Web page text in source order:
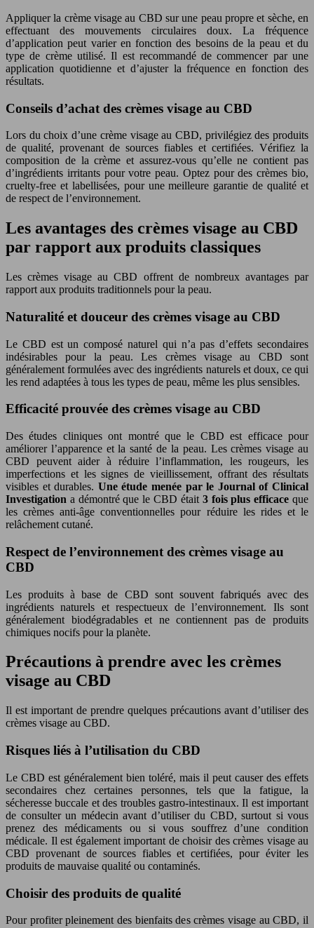
Appliquer la crème visage au CBD sur une peau propre et sèche, en
effectuant des mouvements circulaires doux. La fréquence
d’application peut varier en fonction des besoins de la peau et du
type de crème utilisé. Il est recommandé de commencer par une
application quotidienne et d’ajuster la fréquence en fonction des
résultats.
Conseils d’achat des crèmes visage au CBD
Lors du choix d’une crème visage au CBD, privilégiez des produits
de qualité, provenant de sources fiables et certifiées. Vérifiez la
composition de la crème et assurez-vous qu’elle ne contient pas
d’ingrédients irritants pour votre peau. Optez pour des crèmes bio,
cruelty-free et labellisées, pour une meilleure garantie de qualité et
de respect de l’environnement.
Les avantages des crèmes visage au CBD
par rapport aux produits classiques
Les crèmes visage au CBD offrent de nombreux avantages par
rapport aux produits traditionnels pour la peau.
Naturalité et douceur des crèmes visage au CBD
Le CBD est un composé naturel qui n’a pas d’effets secondaires
indésirables pour la peau. Les crèmes visage au CBD sont
généralement formulées avec des ingrédients naturels et doux, ce qui
les rend adaptées à tous les types de peau, même les plus sensibles.
Efficacité prouvée des crèmes visage au CBD
Des études cliniques ont montré que le CBD est efficace pour
améliorer l’apparence et la santé de la peau. Les crèmes visage au
CBD peuvent aider à réduire l’inflammation, les rougeurs, les
imperfections et les signes de vieillissement, offrant des résultats
visibles et durables. Une étude menée par le Journal of Clinical
Investigation a démontré que le CBD était 3 fois plus efficaceque
les crèmes anti-âge conventionnelles pour réduire les rides et le
relâchement cutané.
Respect de l’environnement des crèmes visage au
CBD
Les produits à base de CBD sont souvent fabriqués avec des
ingrédients naturels et respectueux de l’environnement. Ils sont
généralement biodégradables et ne contiennent pas de produits
chimiques nocifs pour la planète.
Précautions à prendre avec les crèmes
visage au CBD
Il est important de prendre quelques précautions avant d’utiliser des
crèmes visage au CBD.
Risques liés à l’utilisation du CBD
Le CBD est généralement bien toléré, mais il peut causer des effets
secondaires chez certaines personnes, tels que la fatigue, la
sécheresse buccale et des troubles gastro-intestinaux. Il est important
de consulter un médecin avant d’utiliser du CBD, surtout si vous
prenez des médicaments ou si vous souffrez d’une condition
médicale. Il est également important de choisir des crèmes visage au
CBD provenant de sources fiables et certifiées, pour éviter les
produits de mauvaise qualité ou contaminés.
Choisir des produits de qualité
Pour profiter pleinement des bienfaits des crèmes visage au CBD, il